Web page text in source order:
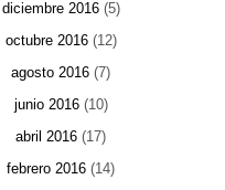
diciembre 2016(5)
octubre 2016(12)
agosto 2016 (7)
junio 2016(10)
abril 2016 (17)
febrero 2016 (14)